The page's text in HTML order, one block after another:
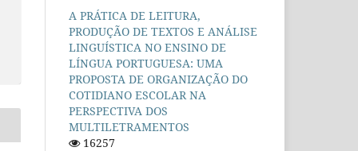
A PRÁTICA DE LEITURA,
PRODUÇÃO DE TEXTOS E ANÁLISE
LINGUÍSTICA NO ENSINO DE
LÍNGUA PORTUGUESA: UMA
PROPOSTA DE ORGANIZAÇÃO DO
COTIDIANO ESCOLAR NA
PERSPECTIVA DOS
MULTILETRAMENTOS
16257